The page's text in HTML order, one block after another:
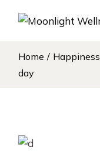
Home Happiness
day